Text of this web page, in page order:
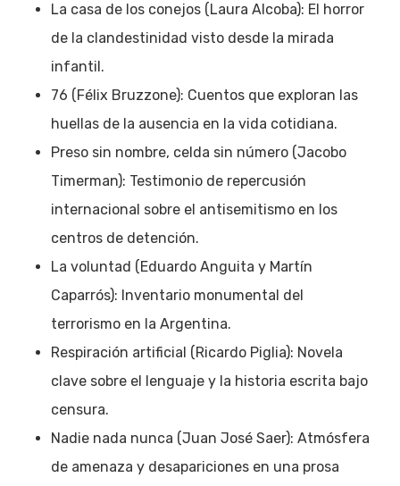
La casa de los conejos (Laura Alcoba): El horror
de la clandestinidad visto desde la mirada
infantil.
76 (Félix Bruzzone): Cuentos que exploran las
huellas de la ausencia en la vida cotidiana.
Preso sin nombre, celda sin número (Jacobo
Timerman): Testimonio de repercusión
internacional sobre el antisemitismo en los
centros de detención.
La voluntad (Eduardo Anguita y Martín
Caparrós): Inventario monumental del
terrorismo en la Argentina.
Respiración artificial (Ricardo Piglia): Novela
clave sobre el lenguaje y la historia escrita bajo
censura.
Nadie nada nunca (Juan José Saer): Atmósfera
de amenaza y desapariciones en una prosa